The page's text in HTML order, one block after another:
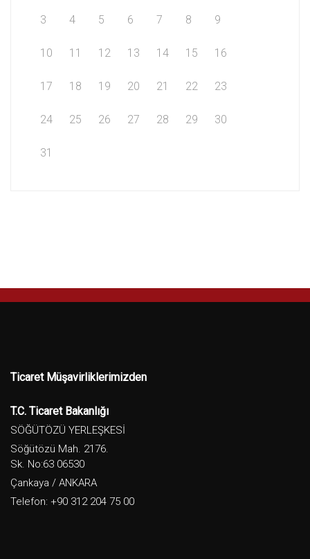
3 4 5 6 7 8 9
10 11 12 13 14 15 16
17 18 19 20 21 22 23
24 25 26 27 28 29 30
31
Ticaret Müşavirliklerimizden
T.C. Ticaret Bakanlığı
SÖĞÜTÖZÜ YERLEŞKESİ
Söğütözü Mah. 2176.
Sk. No:63 06530
Çankaya / ANKARA
Telefon: +90 312 204 75 00